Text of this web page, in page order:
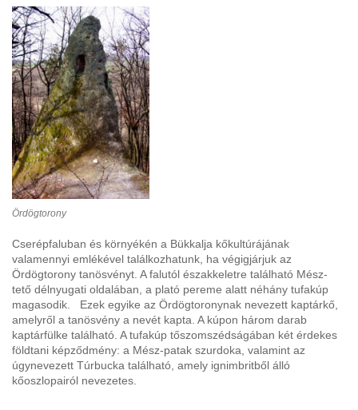
Ördögtorony
Cserépfaluban és környékén a Bükkalja kőkultúrájának
valamennyi emlékével találkozhatunk, ha végigjárjuk az
Ördögtorony tanösvényt. A falutól északkeletre található Mész-
tető délnyugati oldalában, a plató pereme alatt néhány tufakúp
magasodik. Ezek egyike az Ördögtoronynak nevezett kaptárkő,
amelyről a tanösvény a nevét kapta. A kúpon három darab
kaptárfülke található. A tufakúp tőszomszédságában két érdekes
földtani képződmény: a Mész-patak szurdoka, valamint az
úgynevezett Túrbucka található, amely ignimbritből álló
kőoszlopairól nevezetes.